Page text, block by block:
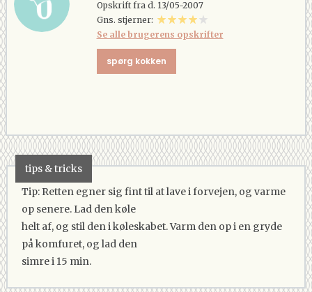
Opskrift fra d. 13/05-2007
Gns. stjerner:
Se alle brugerens opskrifter
spørg kokken
tips & tricks
Tip: Retten egner sig fint til at lave i forvejen, og varme
op senere. Lad den køle
helt af, og stil den i køleskabet. Varm den op i en gryde
på komfuret, og lad den
simre i 15 min.